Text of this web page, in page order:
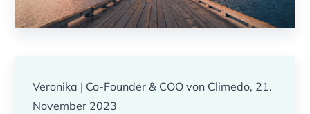
Veronika | Co-Founder & COO von Climedo, 21.
November 2023